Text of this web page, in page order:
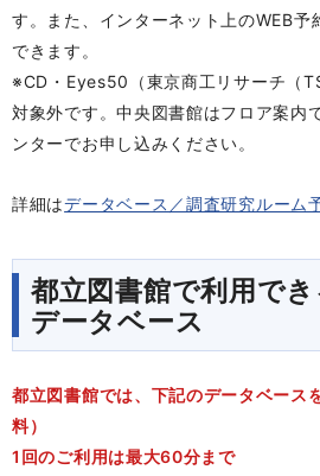
す。また、インターネット上のWEB予
できます。
※CD・Eyes50（東京商工リサーチ（
対象外です。中央図書館はフロア案内
ンターでお申し込みください。
詳細はデータベース／調査研究ルーム
都立図書館で利用で
データベース
都立図書館では、下記のデータベース
料）
1回のご利用は最大60分まで